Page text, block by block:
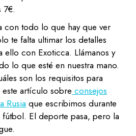
7€.
con todo lo que hay que ver
te falta ultimar los detalles
ello con Exoticca. Llámanos y
lo que esté en nuestra mano.
son los requisitos para
artículo sobre consejos
Rusia que escribimos durante
El deporte pasa, pero la